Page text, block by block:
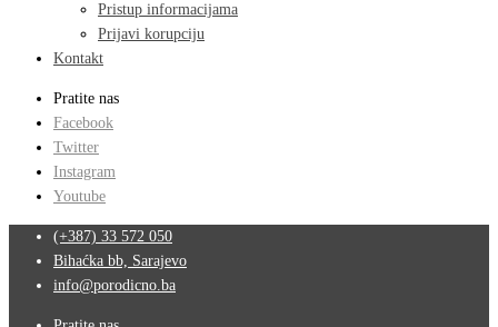
Pristup informacijama
Prijavi korupciju
Kontakt
Pratite nas
Facebook
Twitter
Instagram
Youtube
(+387) 33 572 050
Bihaćka bb, Sarajevo
info@porodicno.ba